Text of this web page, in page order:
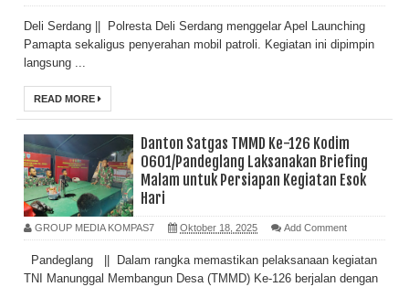
Deli Serdang || Polresta Deli Serdang menggelar Apel Launching
Pamapta sekaligus penyerahan mobil patroli. Kegiatan ini dipimpin
langsung ...
READ MORE
Danton Satgas TMMD Ke-126 Kodim
0601/Pandeglang Laksanakan Briefing
Malam untuk Persiapan Kegiatan Esok
Hari
GROUP MEDIA KOMPAS7 Oktober 18, 2025 Add Comment
Pandeglang || Dalam rangka memastikan pelaksanaan kegiatan
TNI Manunggal Membangun Desa (TMMD) Ke-126 berjalan dengan